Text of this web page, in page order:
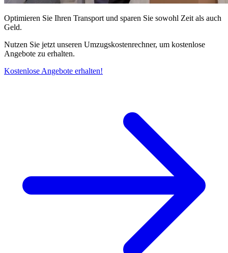
Optimieren Sie Ihren Transport und sparen Sie sowohl Zeit als auch
Geld.
Nutzen Sie jetzt unseren Umzugskostenrechner, um kostenlose
Angebote zu erhalten.
Kostenlose Angebote erhalten!